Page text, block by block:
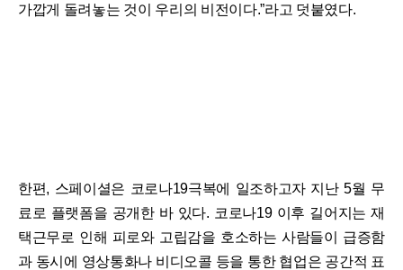
가깝게 돌려놓는 것이 우리의 비전이다.”라고 덧붙였다.
한편, 스페이셜은 코로나19극복에 일조하고자 지난 5월 무
료로 플랫폼을 공개한 바 있다. 코로나19 이후 길어지는 재
택근무로 인해 피로와 고립감을 호소하는 사람들이 급증함
과 동시에 영상통화나 비디오콜 등을 통한 협업은 공간적 표